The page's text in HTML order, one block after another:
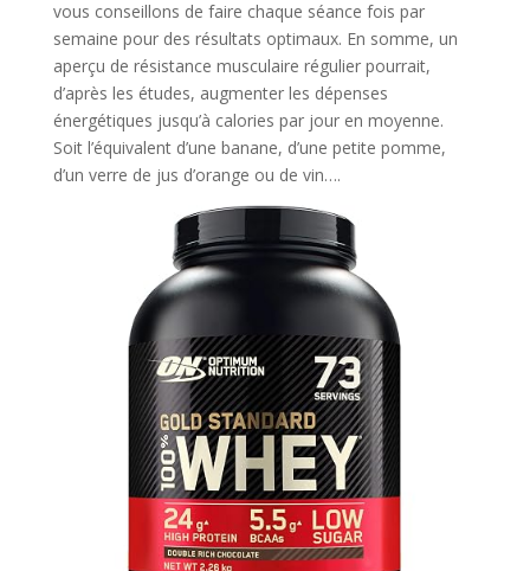
vous conseillons de faire chaque séance fois par
semaine pour des résultats optimaux. En somme, un
aperçu de résistance musculaire régulier pourrait,
d’après les études, augmenter les dépenses
énergétiques jusqu’à calories par jour en moyenne.
Soit l’équivalent d’une banane, d’une petite pomme,
d’un verre de jus d’orange ou de vin….